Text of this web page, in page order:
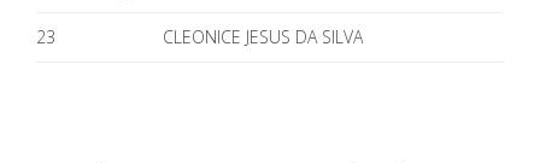
23 CLEONICE JESUS DA SILVA